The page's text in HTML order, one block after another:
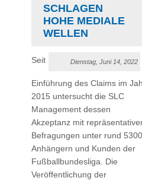
SCHLAGEN
HOHE MEDIALE
WELLEN
Dienstag, Juni 14, 2022
Seit
Einführung des Claims im
2015 untersucht die SLC
Management dessen
Akzeptanz mit
Befragungen unter rund 5300
Anhängern und Kunden der
Fußballbundesliga. Die
Veröffentlichung der